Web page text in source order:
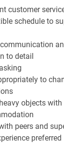
customer
schedule to
to detail
to
objects
peers and
preferred